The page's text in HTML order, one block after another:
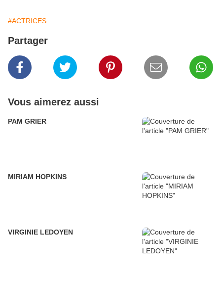
#ACTRICES
Partager
Vous aimerez aussi
PAM GRIER
MIRIAM HOPKINS
VIRGINIE LEDOYEN